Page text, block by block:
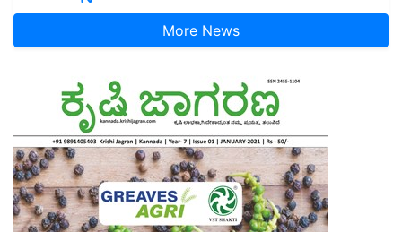
More News